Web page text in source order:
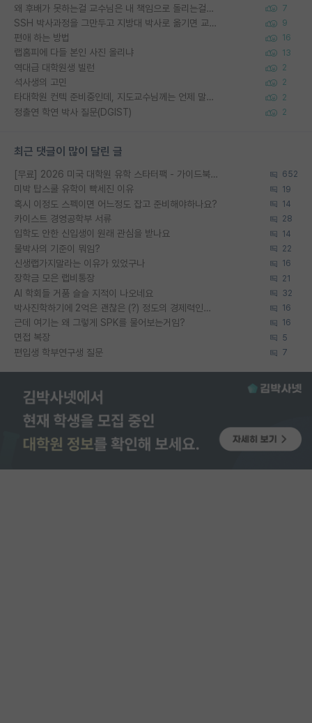
왜 후배가 못하는걸 교수님은 내 책임으로 돌리는걸까요? 7
SSH 박사과정을 그만두고 지방대 박사로 옮기면 교수의 꿈은 끝일까요? 9
편애 하는 방법 16
랩홈피에 다들 본인 사진 올리냐 13
역대급 대학원생 빌런 2
석사생의 고민 2
타대학원 컨텍 준비중인데, 지도교수님께는 언제 말씀드려야 할까요? 2
정출연 학연 박사 질문(DGIST) 2
최근 댓글이 많이 달린 글
[무료] 2026 미국 대학원 유학 스타터팩 - 가이드북 & 합격자 컨택메일 템플릿 652
미박 탑스쿨 유학이 빡세진 이유 19
혹시 이정도 스펙이면 어느정도 잡고 준비해야하나요? 14
카이스트 경영공학부 서류 28
입학도 안한 신입생이 원래 관심을 받나요 14
물박사의 기준이 뭐임? 22
신생랩가지말라는 이유가 있었구나 16
장학금 모은 랩비통장 21
AI 학회들 거품 슬슬 지적이 나오네요 32
박사진학하기에 2억은 괜찮은 (?) 정도의 경제력인가요 16
근데 여기는 왜 그렇게 SPK를 물어보는거임? 16
면접 복장 5
편입생 학부연구생 질문 7